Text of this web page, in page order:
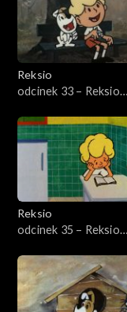
Reksio
odcinek 33 – Reksio
Reksio
odcinek 35 – Reksio